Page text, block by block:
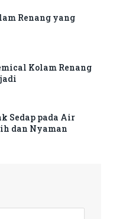
Renang yang
Kolam Renang
Sedap pada Air
dan Nyaman